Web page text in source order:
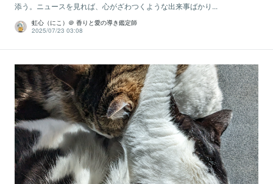
添う。ニュースを見れば、心がざわつくような出来事ばかり...
虹心（にこ）＠ 香りと愛の導き鑑定師
2025/07/23 03:08